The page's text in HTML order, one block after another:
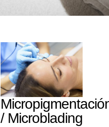
/ Microblading